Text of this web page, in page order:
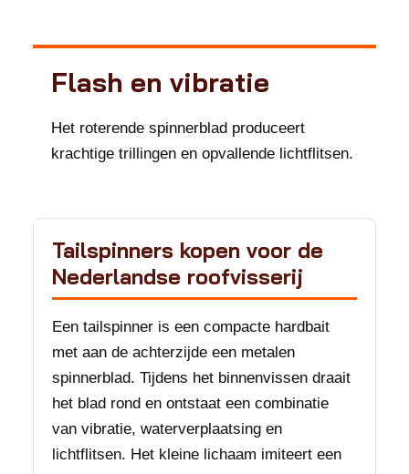
Flash en vibratie
Het roterende spinnerblad produceert
krachtige trillingen en opvallende lichtflitsen.
Tailspinners kopen voor de
Nederlandse roofvisserij
Een tailspinner is een compacte hardbait
met aan de achterzijde een metalen
spinnerblad. Tijdens het binnenvissen draait
het blad rond en ontstaat een combinatie
van vibratie, waterverplaatsing en
lichtflitsen. Het kleine lichaam imiteert een